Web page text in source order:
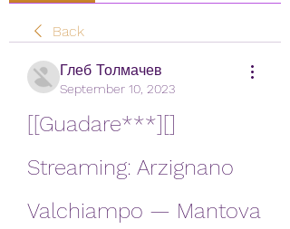
Back
Глеб Толмачев
September 10, 2023
[[Guadare***][]
Streaming: Arzignano
Valchiampo — Mantova